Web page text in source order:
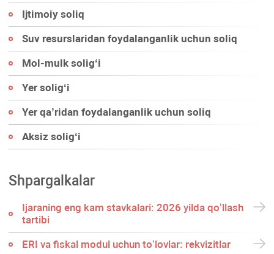
Ijtimoiy soliq
Suv resurslaridan foydalanganlik uchun soliq
Mol-mulk soligʻi
Yer soligʻi
Yer qa’ridan foydalanganlik uchun soliq
Aksiz soligʻi
Shpargalkalar
Ijaraning eng kam stavkalari: 2026 yilda qoʻllash
tartibi
ERI va fiskal modul uchun toʻlovlar: rekvizitlar